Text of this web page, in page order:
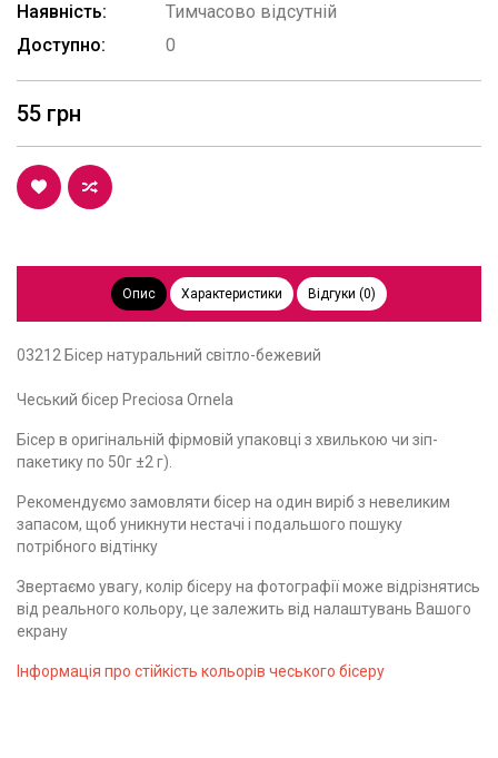
Наявність:
Тимчасово відсутній
Доступно:
0
55 грн
Опис Характеристики Відгуки (0)
03212 Бісер натуральний світло-бежевий
Чеський бісер Preciosa Ornela
Бісер в оригінальній фірмовій упаковці з хвилькою чи зіп-
пакетику по 50г ±2 г).
Рекомендуємо замовляти бісер на один виріб з невеликим
запасом, щоб уникнути нестачі і подальшого пошуку
потрібного відтінку
Звертаємо увагу, колір бісеру на фотографії може відрізнятись
від реального кольору, це залежить від налаштувань Вашого
екрану
Інформація про стійкість кольорів чеського бісеру